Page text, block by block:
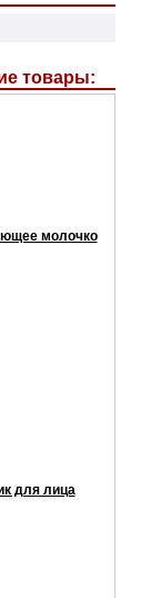
товары:
молочко
для лица